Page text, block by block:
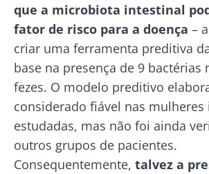
que a microbiota intestinal
fator de risco para a doença –
criar uma ferramenta preditiva
base na presença de 9 bactérias
fezes. O modelo preditivo
considerado fiável nas mulheres
estudadas, mas não foi ainda
outros grupos de pacientes.
Consequentemente, talvez a